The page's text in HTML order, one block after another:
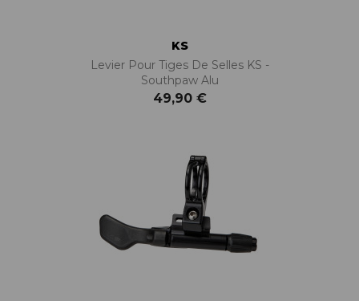
KS
Levier Pour Tiges De Selles KS -
Southpaw Alu
49,90 €